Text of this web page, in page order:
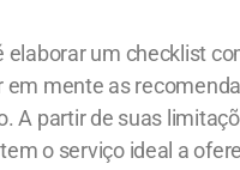
elaborar um checklist
mente as
A partir de suas
o serviço ideal a